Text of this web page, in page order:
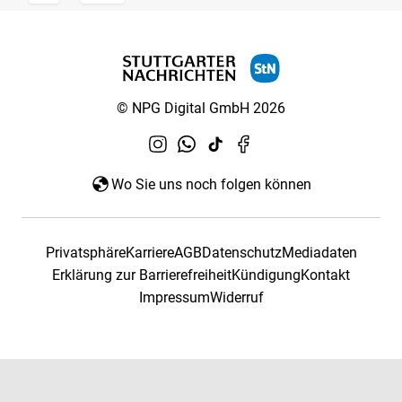
© NPG Digital GmbH 2026
Wo Sie uns noch folgen können
PrivatsphäreKarriereAGBDatenschutzMediadaten
Erklärung zur BarrierefreiheitKündigungKontakt
ImpressumWiderruf